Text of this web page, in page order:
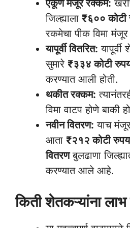
एकूण मंजूर रक्कम:
जिल्ह्याला ₹६०० कोटी
रकमेचा पीक विमा मंजूर
यापूर्वी वितरित: यापूर्वी
सुमारे ₹३३४ कोटी
करण्यात आली होती.
थकीत रक्कम:
विमा वाटप होणे बाकी
नवीन वितरण: याच
आता ₹२१२ कोटी
वितरणबुलढाणा
करण्यात आले आहे.
किती शेतकऱ्यांना